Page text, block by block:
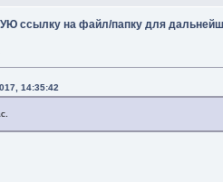
= sender as ComboBox;
(combo);
ссылку на файл/папку для
14:35:42